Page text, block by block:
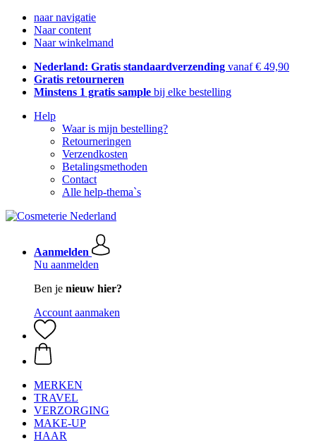
naar navigatie
Naar content
Naar winkelmand
Nederland: Gratis standaardverzending vanaf € 49,90
Gratis retourneren
Minstens 1 gratis sample bij elke bestelling
Help
Waar is mijn bestelling?
Retourneringen
Verzendkosten
Betalingsmethoden
Contact
Alle help-thema`s
Aanmelden
Nu aanmelden
Ben je nieuw hier?
Account aanmaken
MERKEN
TRAVEL
VERZORGING
MAKE-UP
HAAR